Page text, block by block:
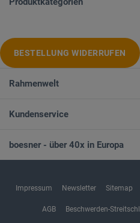
BESTELLUNG WIDERRUFEN
Rahmenwelt
Kundenservice
boesner - über 40x in Europa
Impressum Newsletter Sitemap
AGB Beschwerden-